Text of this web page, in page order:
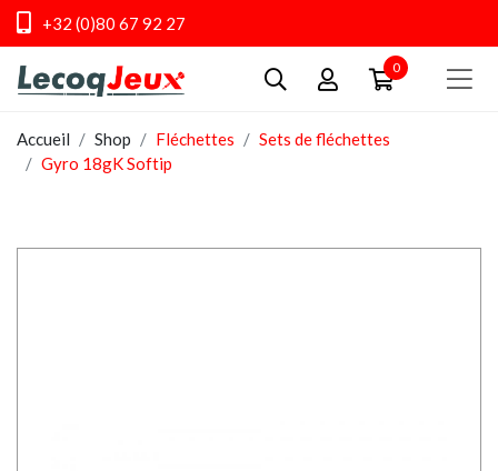
+32 (0)80 67 92 27
0
Accueil Shop Fléchettes
Sets de fléchettes
Gyro 18gK Softip